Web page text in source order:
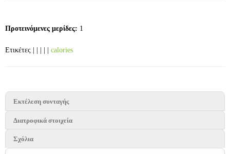
Προτεινόμενες μερίδες: 1
Ετικέτες | | | | | calories
Εκτέλεση συνταγής
Διατροφικά στοιχεία
Σχόλια